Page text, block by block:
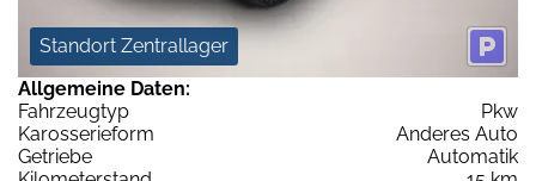
Standort Zentrallager
Allgemeine Daten:
Fahrzeugtyp
Pkw
Karosserieform
Anderes Auto
Getriebe
Automatik